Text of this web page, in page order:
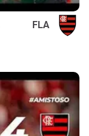
FLA